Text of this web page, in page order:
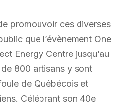
promouvoir ces diverses
que l’évènement One
Energy Centre jusqu’au
800 artisans y sont
de Québécois et
Célébrant son 40e